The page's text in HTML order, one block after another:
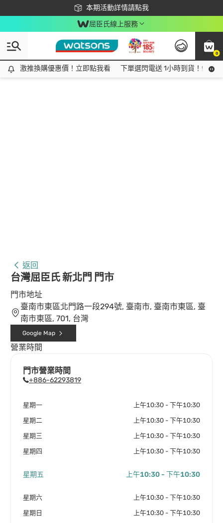
本期活動詳情請點我
下載app最高回饋$350
屈臣氏線上服務
0
激推換購優惠價！立即點我看
激推換購優惠價！立即點我看 下單選閃電送 1小時到貨！領神
返回
台灣屈臣氏 新北門 門市
門市地址
臺南市東區北門路一段294號, 臺南市, 臺南市東區, 臺
南市東區, 701, 台灣
Google Map
營業時間
門市營業時間
+886-62293819
星期一 上午10:30 - 下午10:30
星期二 上午10:30 - 下午10:30
星期三 上午10:30 - 下午10:30
星期四 上午10:30 - 下午10:30
星期五 上午10:30 - 下午10:30
星期六 上午10:30 - 下午10:30
星期日 上午10:30 - 下午10:30